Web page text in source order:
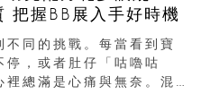
把握BB展入手好時機
同的挑戰。每當看到寶
，或者肚仔「咕嚕咕
總滿是心痛與無奈。混